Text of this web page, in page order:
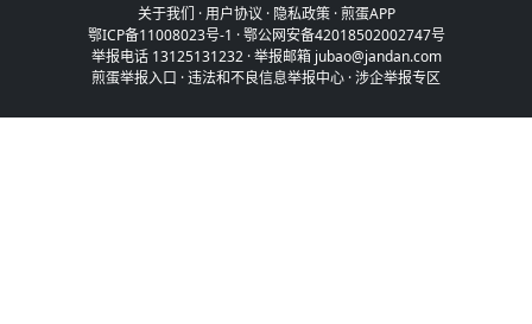
关于我们 ·用户协议 · 隐私政策·煎蛋APP
鄂ICP备11008023号-1 ·鄂公网安备42018502002747号
举报电话 13125131232 · 举报邮箱 jubao@jandan.com
煎蛋举报入口 ·违法和不良信息举报中心 ·涉企举报专区